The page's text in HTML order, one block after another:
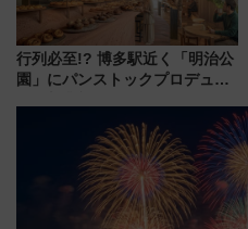
行列必至!? 博多駅近く「明治公
園」にパンストックプロデュー
オープン 秋からはビストロ営業